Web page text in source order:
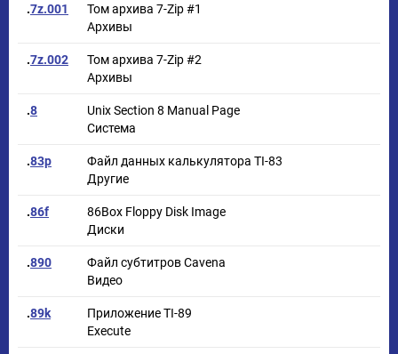
.7z.001
Том архива 7-Zip #1
Архивы
.7z.002
Том архива 7-Zip #2
Архивы
.8
Unix Section 8 Manual Page
Система
.83p
Файл данных калькулятора TI-83
Другие
.86f
86Box Floppy Disk Image
Диски
.890
Файл субтитров Cavena
Видео
.89k
Приложение TI-89
Execute